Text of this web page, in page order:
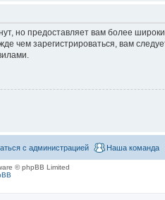
но предоставляет вам более
чем зарегистрироваться, вам
Наша команда
с администрацией
© phpBB Limited